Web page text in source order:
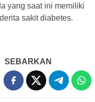
yang saat ini memiliki
sakit diabetes.
SEBARKAN